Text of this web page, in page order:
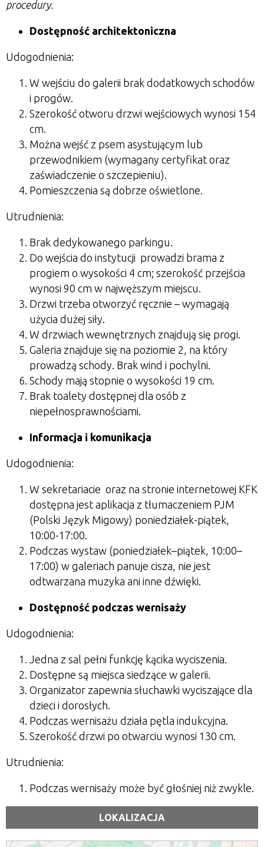
procedury.
Dostępność architektoniczna
Udogodnienia:
W wejściu do galerii brak dodatkowych schodów
i progów.
Szerokość otworu drzwi wejściowych wynosi 154
cm.
Można wejść z psem asystującym lub
przewodnikiem (wymagany certyfikat oraz
zaświadczenie o szczepieniu).
Pomieszczenia są dobrze oświetlone.
Utrudnienia:
Brak dedykowanego parkingu.
Do wejścia do instytucji prowadzi brama z
progiem o wysokości 4 cm; szerokość przejścia
wynosi 90 cm w najwęższym miejscu.
Drzwi trzeba otworzyć ręcznie – wymagają
użycia dużej siły.
W drzwiach wewnętrznych znajdują się progi.
Galeria znajduje się na poziomie 2, na który
prowadzą schody. Brak wind i pochylni.
Schody mają stopnie o wysokości 19 cm.
Brak toalety dostępnej dla osób z
niepełnosprawnościami.
Informacja i komunikacja
Udogodnienia:
W sekretariacie oraz na stronie internetowej KFK
dostępna jest aplikacja z tłumaczeniem PJM
(Polski Język Migowy) poniedziałek-piątek,
10:00-17:00.
Podczas wystaw (poniedziałek–piątek, 10:00–
17:00) w galeriach panuje cisza, nie jest
odtwarzana muzyka ani inne dźwięki.
Dostępność podczas wernisaży
Udogodnienia:
Jedna z sal pełni funkcję kącika wyciszenia.
Dostępne są miejsca siedzące w galerii.
Organizator zapewnia słuchawki wyciszające dla
dzieci i dorosłych.
Podczas wernisażu działa pętla indukcyjna.
Szerokość drzwi po otwarciu wynosi 130 cm.
Utrudnienia:
Podczas wernisaży może być głośniej niż zwykle.
LOKALIZACJA